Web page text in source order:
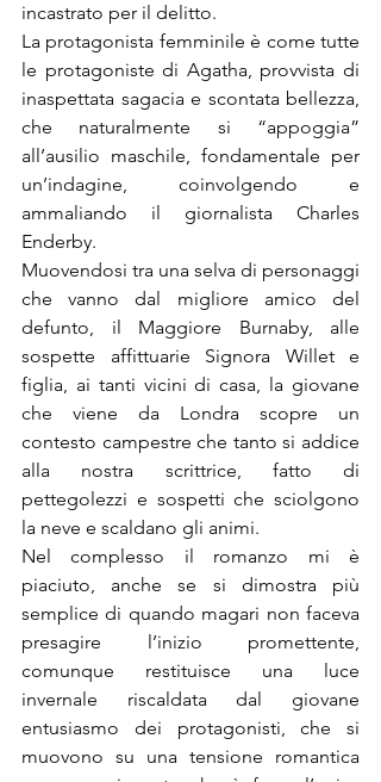
incastrato per il delitto.
La protagonista femminile è come tutte
le protagoniste di Agatha, provvista di
inaspettata sagacia e scontata bellezza,
che naturalmente si “appoggia”
all’ausilio maschile, fondamentale per
un’indagine, coinvolgendo e
ammaliando il giornalista Charles
Enderby.
Muovendosi tra una selva di personaggi
che vanno dal migliore amico del
defunto, il Maggiore Burnaby, alle
sospette affittuarie Signora Willet e
figlia, ai tanti vicini di casa, la giovane
che viene da Londra scopre un
contesto campestre che tanto si addice
alla nostra scrittrice, fatto di
pettegolezzi e sospetti che sciolgono
la neve e scaldano gli animi.
Nel complesso il romanzo mi è
piaciuto, anche se si dimostra più
semplice di quando magari non faceva
presagire l’inizio promettente,
comunque restituisce una luce
invernale riscaldata dal giovane
entusiasmo dei protagonisti, che si
muovono su una tensione romantica